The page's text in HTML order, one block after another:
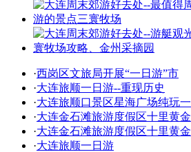
·西岗区文旅局开展“一日游”市
·大连旅顺一日游--重现历史
·大连旅顺口景区星海广场纯玩一
·大连金石滩旅游度假区十里黄金
·大连金石滩旅游度假区十里黄金
·大连旅顺一日游